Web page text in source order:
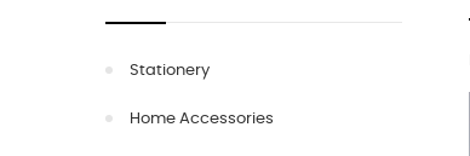
Stationery
Home Accessories